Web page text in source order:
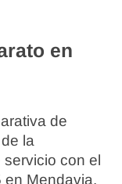
en
de
la
con el
en Mendavia.